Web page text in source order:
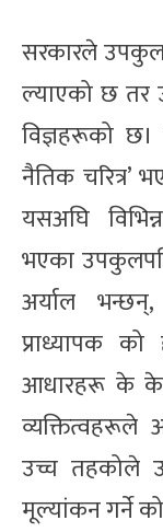
सरकारले
ल्याएको छ तर
विज्ञहरूको
नैतिक चरित्र’
यसअघि
भएका
अर्याल भन्छन्,
प्राध्यापक
आधारहरू के के
व्यक्तित्वहरूले
उच्च तहकोले
मूल्यांकन गर्ने